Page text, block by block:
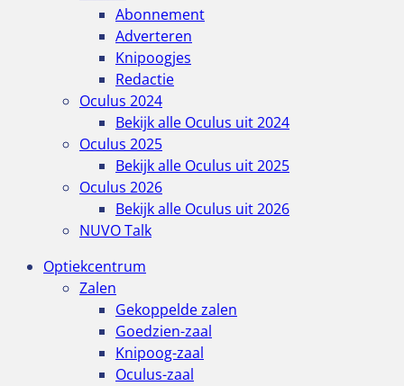
Abonnement
Adverteren
Knipoogjes
Redactie
Oculus 2024
Bekijk alle Oculus uit 2024
Oculus 2025
Bekijk alle Oculus uit 2025
Oculus 2026
Bekijk alle Oculus uit 2026
NUVO Talk
Optiekcentrum
Zalen
Gekoppelde zalen
Goedzien-zaal
Knipoog-zaal
Oculus-zaal